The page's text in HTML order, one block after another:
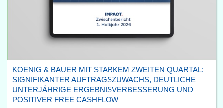
KOENIG & BAUER MIT STARKEM ZWEITEN QUARTAL:
SIGNIFIKANTER AUFTRAGSZUWACHS, DEUTLICHE
UNTERJÄHRIGE ERGEBNISVERBESSERUNG UND
POSITIVER FREE CASHFLOW